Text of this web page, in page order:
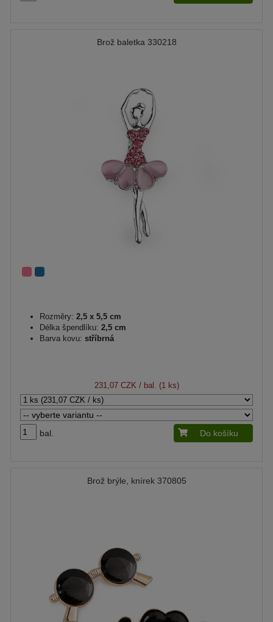
Brož baletka 330218
Rozměry: 2,5 x 5,5 cm
Délka špendlíku: 2,5 cm
Barva kovu: stříbrná
231,07 CZK / bal. (1 ks)
bal. Do košíku
Brož brýle, knírek 370805